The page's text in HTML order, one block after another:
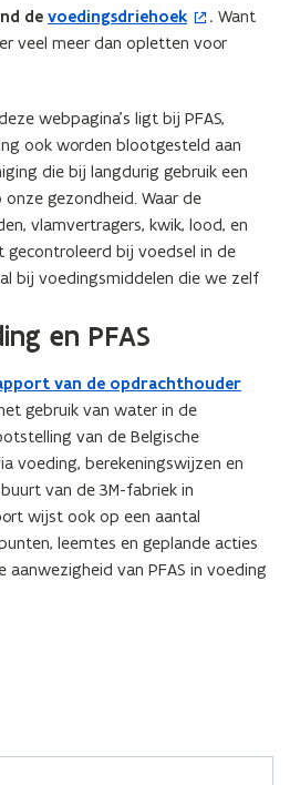
de voedingsdriehoek
(
o
n
t
i
n
n
i
e
w
e
n
s
t
e
r
)
. Want
veel meer dan opletten voor
webpagina’s ligt bij PFAS,
ook worden blootgesteld aan
die bij langdurig gebruik een
gezondheid. Waar de
vlamvertragers, kwik, lood, en
bij voedsel in de
bij voedingsmiddelen die we zelf
en PFAS
van de opdrachthouder
gebruik van water in de
van de Belgische
voeding, berekeningswijzen en
van de 3M-fabriek in
wijst ook op een aantal
leemtes en geplande acties
van PFAS in voeding